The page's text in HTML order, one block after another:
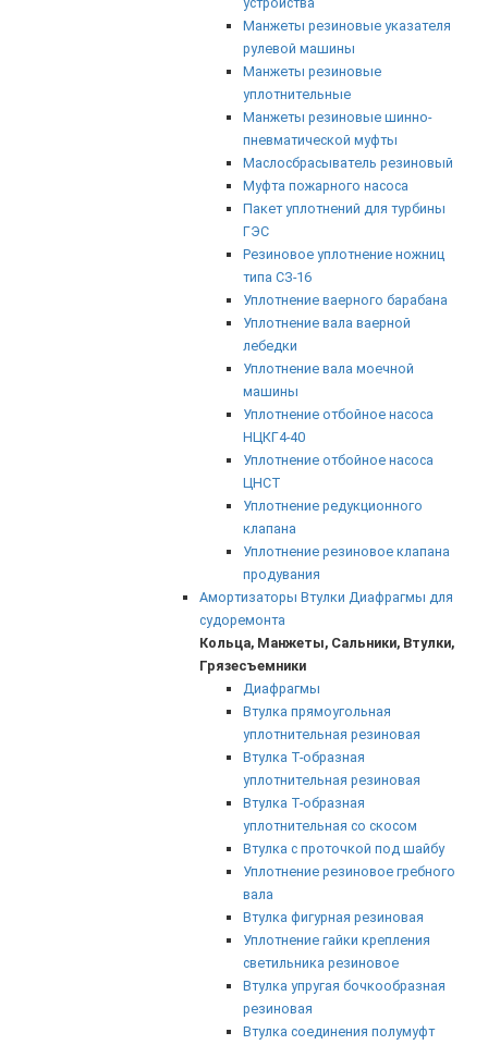
Манжеты резиновые указателя
рулевой машины
Манжеты резиновые
уплотнительные
Манжеты резиновые шинно-
пневматической муфты
Маслосбрасыватель резиновый
Муфта пожарного насоса
Пакет уплотнений для турбины
ГЭС
Резиновое уплотнение ножниц
типа СЗ-16
Уплотнение ваерного барабана
Уплотнение вала ваерной
лебедки
Уплотнение вала моечной
машины
Уплотнение отбойное насоса
НЦКГ4-40
Уплотнение отбойное насоса
ЦНСТ
Уплотнение редукционного
клапана
Уплотнение резиновое клапана
продувания
Амортизаторы Втулки Диафрагмы для
судоремонта
Кольца, Манжеты, Сальники, Втулки,
Грязесъемники
Диафрагмы
Втулка прямоугольная
уплотнительная резиновая
Втулка Т-образная
уплотнительная резиновая
Втулка Т-образная
уплотнительная со скосом
Втулка с проточкой под шайбу
Уплотнение резиновое гребного
вала
Втулка фигурная резиновая
Уплотнение гайки крепления
светильника резиновое
Втулка упругая бочкообразная
резиновая
Втулка соединения полумуфт